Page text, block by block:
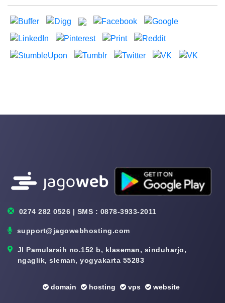
0274 282 0526 | SMS : 0878-3933-2011
support@jagowebhosting.com
Jl Pamularsih no.152 b, klaseman, sinduharjo,
ngaglik, sleman, yogyakarta 55283
domain hosting vps website